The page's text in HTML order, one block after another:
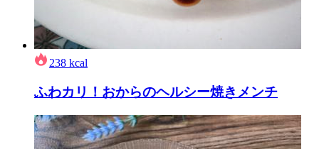
238 kcal
ふわカリ！おからのヘルシー焼きメンチ